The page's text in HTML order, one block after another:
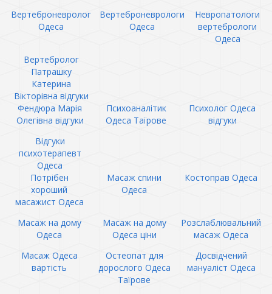
Вертеброневролог
Одеса
Вертеброневрологи
Одеса
Невропатологи
вертебрологи
Одеса
Вертебролог
Патрашку
Катерина
Вікторівна відгуки
Фендюра Марія
Олегівна відгуки
Психоаналітик
Одеса Таїрове
Психолог Одеса
відгуки
Відгуки
психотерапевт
Одеса
Потрібен
хороший
масажист Одеса
Масаж спини
Одеса
Костоправ Одеса
Масаж на дому
Одеса
Масаж на дому
Одеса ціни
Розслаблювальний
масаж Одеса
Масаж Одеса
вартість
Остеопат для
дорослого Одеса
Таїрове
Досвідчений
мануаліст Одеса